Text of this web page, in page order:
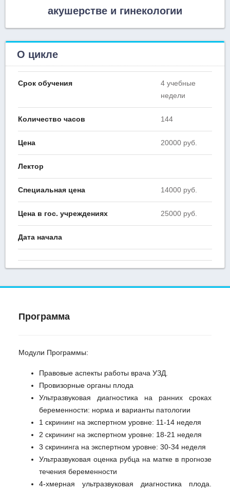
акушерстве и гинекологии
О цикле
Срок обучения
4 учебные
недели
Количество часов 144
Цена 20000 руб.
Лектор
Специальная цена 14000 руб.
Цена в гос. учреждениях 25000 руб.
Дата начала
Программа
Модули Программы:
Правовые аспекты работы врача УЗД.
Провизорные органы плода
Ультразвуковая диагностика на ранних сроках
беременности: норма и варианты патологии
1 скрининг на экспертном уровне: 11-14 неделя
2 скрининг на экспертном уровне: 18-21 неделя
3 скрининга на экспертном уровне: 30-34 неделя
Ультразвуковая оценка рубца на матке в прогнозе
течения беременности
4-хмерная ультразвуковая диагностика плода.